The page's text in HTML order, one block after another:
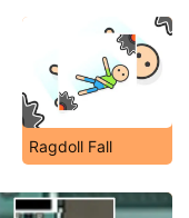
Ragdoll Fall